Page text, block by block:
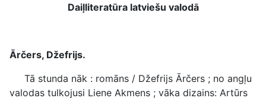
Daiļliteratūra latviešu valodā
Ārčers, Džefrijs.
Tā stunda nāk : romāns / Džefrijs Ārčers ; no angļu
valodas tulkojusi Liene Akmens ; vāka dizains: Artūrs